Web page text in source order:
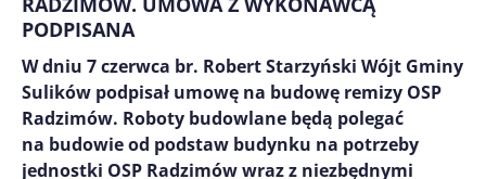
PODPISANA
W dniu 7 czerwca br. Robert Starzyński Wójt Gminy
Sulików podpisał umowę na budowę remizy OSP
Radzimów. Roboty budowlane będą polegać
na budowie od podstaw budynku na potrzeby
jednostki OSP Radzimów wraz z niezbędnymi